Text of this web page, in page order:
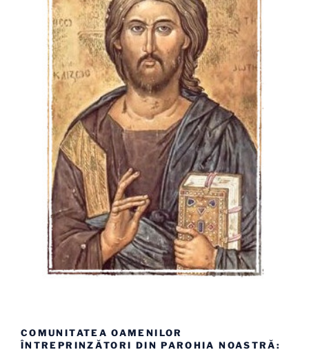
COMUNITATEA OAMENILOR
ÎNTREPRINZĂTORI DIN PAROHIA NOASTRĂ: